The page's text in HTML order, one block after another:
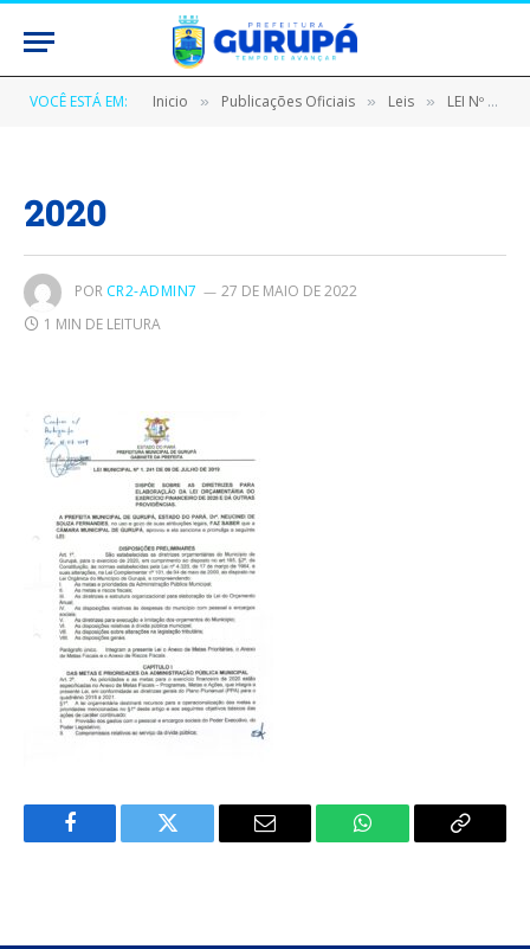
VOCÊ ESTÁ EM: Inicio » Publicações Oficiais » Leis » LEI Nº 1241/2019, DE 09 DE JULHO DE 2019 (LDO 2020 Dispõe sobre as diretrizes para elaboração da lei orçamentária do exercício financeiro de 2020 e dá outras providências)
2020
POR CR2-ADMIN7
27 DE MAIO DE 2022
1 MIN DE LEITURA
Facebook Twitter
E-
WhatsApp Copiar